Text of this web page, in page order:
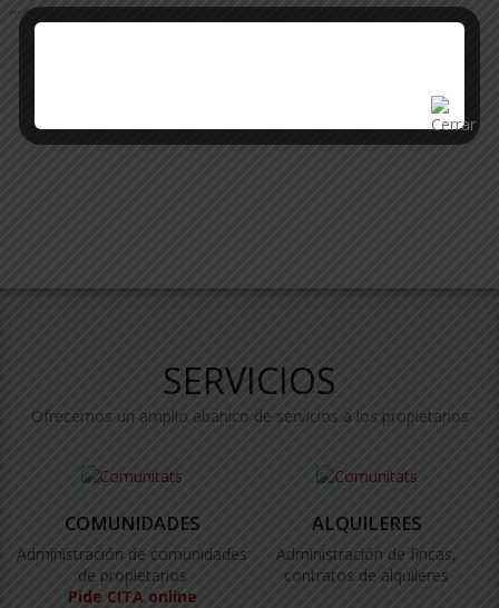
...
SERVICIOS
Ofrecemos un amplio abanico de servicios a los propietarios
COMUNIDADES
Administración de comunidades
de propietarios
Pide CITA online
ALQUILERES
Administración de fincas,
contratos de alquileres